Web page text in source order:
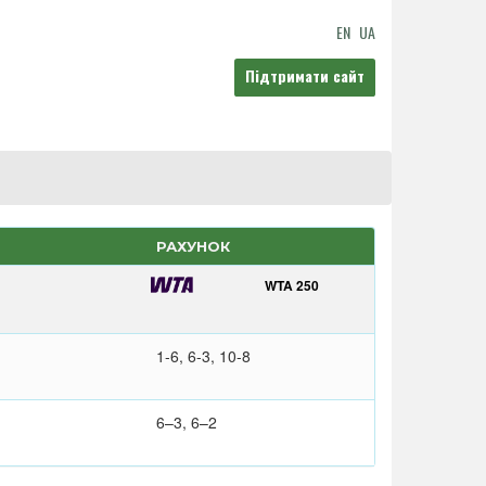
EN UA
Підтримати сайт
РАХУНОК
WTA 250
1-6, 6-3, 10-8
6–3, 6–2